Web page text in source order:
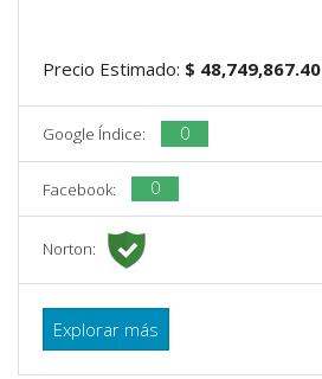
Precio Estimado: $ 48,749,867.40
Google Índice: 0
Facebook: 0
Norton:
Explorar más